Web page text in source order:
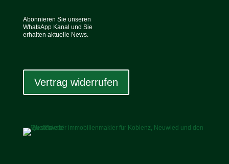
Abonnieren Sie unseren
WhatsApp Kanal und Sie
erhalten aktuelle News.
Vertrag widerrufen